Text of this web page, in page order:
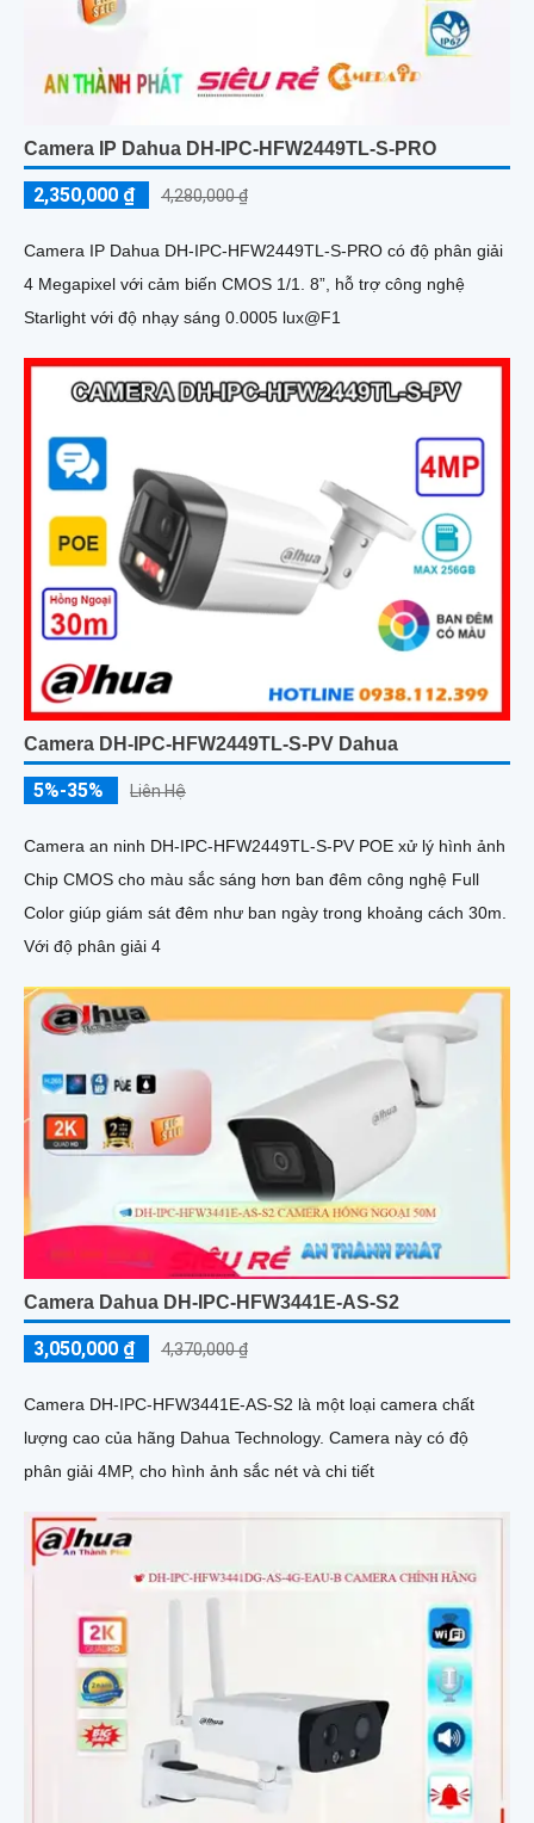
Camera IP Dahua DH-IPC-HFW2449TL-S-PRO
2,350,000 ₫ 4,280,000 ₫
Camera IP Dahua DH-IPC-HFW2449TL-S-PRO có độ phân giải
4 Megapixel với cảm biến CMOS 1/1. 8”, hỗ trợ công nghệ
Starlight với độ nhạy sáng 0.0005 lux@F1
Camera DH-IPC-HFW2449TL-S-PV Dahua
5%-35% Liên Hệ
Camera an ninh DH-IPC-HFW2449TL-S-PV POE xử lý hình ảnh
Chip CMOS cho màu sắc sáng hơn ban đêm công nghệ Full
Color giúp giám sát đêm như ban ngày trong khoảng cách 30m.
Với độ phân giải 4
Camera Dahua DH-IPC-HFW3441E-AS-S2
3,050,000 ₫ 4,370,000 ₫
Camera DH-IPC-HFW3441E-AS-S2 là một loại camera chất
lượng cao của hãng Dahua Technology. Camera này có độ
phân giải 4MP, cho hình ảnh sắc nét và chi tiết